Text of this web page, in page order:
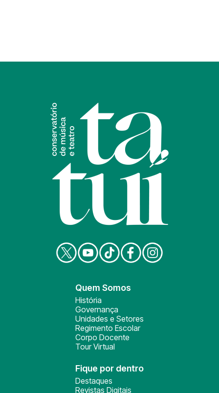
Quem Somos
História
Governança
Unidades e Setores
Regimento Escolar
Corpo Docente
Tour Virtual
Fique por dentro
Destaques
Revistas Digitais